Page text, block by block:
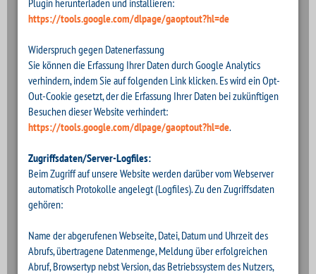
Plugin herunterladen und installieren:
https://tools.google.com/dlpage/gaoptout?hl=de
Widerspruch gegen Datenerfassung
Sie können die Erfassung Ihrer Daten durch Google Analytics
verhindern, indem Sie auf folgenden Link klicken. Es wird ein Opt-
Out-Cookie gesetzt, der die Erfassung Ihrer Daten bei zukünftigen
Besuchen dieser Website verhindert:
https://tools.google.com/dlpage/gaoptout?hl=de.
Zugriffsdaten/Server-Logfiles:
Beim Zugriff auf unsere Website werden darüber vom Webserver
automatisch Protokolle angelegt (Logfiles). Zu den Zugriffsdaten
gehören:
Name der abgerufenen Webseite, Datei, Datum und Uhrzeit des
Abrufs, übertragene Datenmenge, Meldung über erfolgreichen
Abruf, Browsertyp nebst Version, das Betriebssystem des Nutzers,